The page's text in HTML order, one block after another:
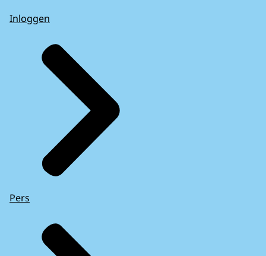
Inloggen
Pers